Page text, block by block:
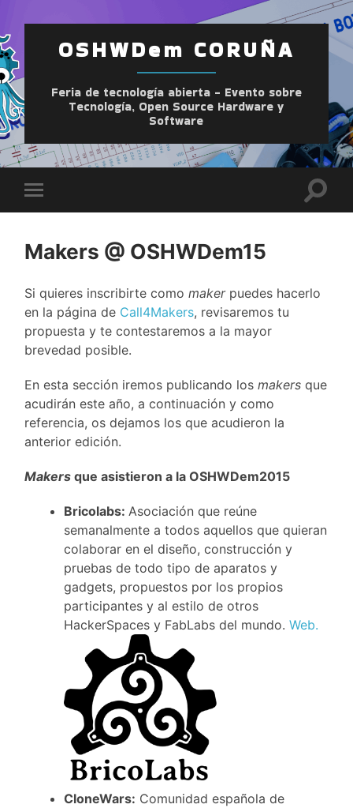
OSHWDem CORUÑA
Feria de tecnología abierta - Evento sobre
Tecnología, Open Source Hardware y
Software
el
móvil
Makers @ OSHWDem15
Si quieres inscribirte comomakerpuedes hacerlo
en la página de Call4Makers, revisaremos tu
propuesta y te contestaremos a la mayor
brevedad posible.
En esta sección iremos publicando losmakers que
acudirán este año, a continuación y como
referencia, os dejamos los que acudieron la
anterior edición.
Makers que asistieron a la OSHWDem2015
Bricolabs: Asociación que reúne
semanalmente a todos aquellos que quieran
colaborar en el diseño, construcción y
pruebas de todo tipo de aparatos y
gadgets, propuestos por los propios
participantes y al estilo de otros
HackerSpaces y FabLabs del mundo.Web.
CloneWars: Comunidad española de